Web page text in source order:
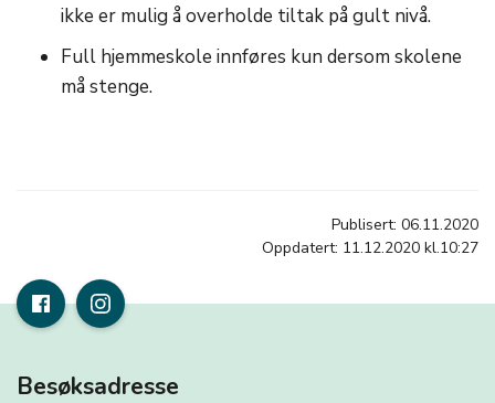
ikke er mulig å overholde tiltak på gult nivå.
Full hjemmeskole innføres kun dersom skolene
må stenge.
Publisert: 06.11.2020
Oppdatert: 11.12.2020 kl.10:27
Besøksadresse